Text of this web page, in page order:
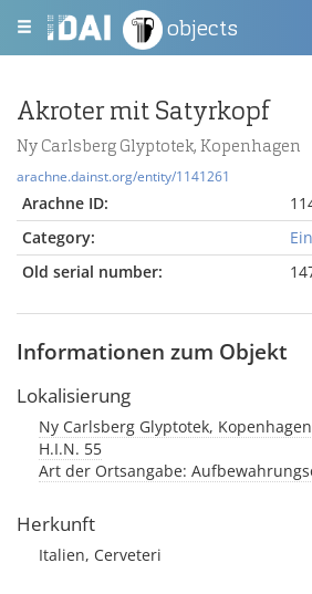
objects
Akroter mit Satyrkopf
Ny Carlsberg Glyptotek, Kopenhagen
arachne.dainst.org/entity/1141261
Arachne ID:
Category:
Old serial number:
Informationen zum Objekt
Lokalisierung
Ny Carlsberg Glyptotek,
H.I.N. 55
Art der Ortsangabe:
Herkunft
Italien, Cerveteri